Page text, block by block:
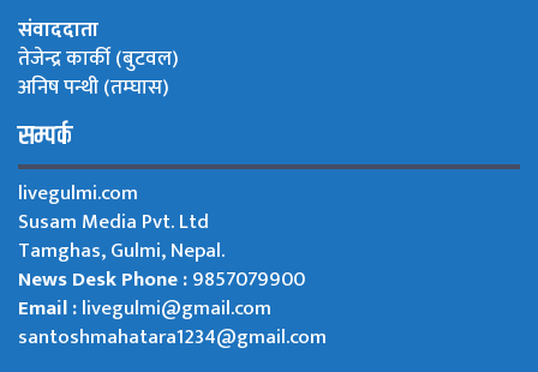
संवाददाता
तेजेन्द्र कार्की (बुटवल)
अनिष पन्थी (तम्घास)
सम्पर्क
livegulmi.com
Susam Media Pvt. Ltd
Tamghas, Gulmi, Nepal.
News Desk Phone :9857079900
Email :livegulmi@gmail.com
santoshmahatara1234@gmail.com